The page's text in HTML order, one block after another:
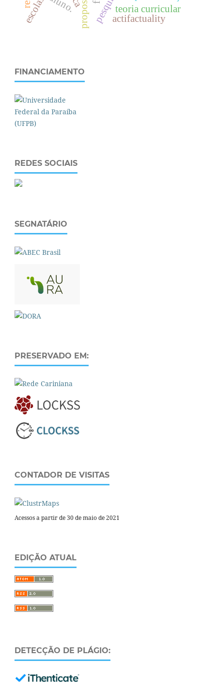
teoria curricular
actifactuality
FINANCIAMENTO
REDES SOCIAIS
SEGNATÁRIO
PRESERVADO EM:
CONTADOR DE VISITAS
Acessos a partir de 30 de maio de 2021
EDIÇÃO ATUAL
DETECÇÃO DE PLÁGIO: